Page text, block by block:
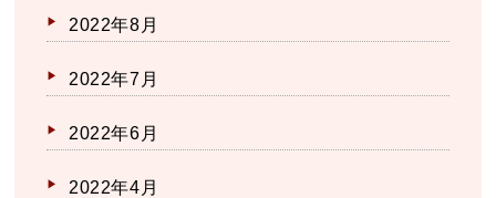
2022年8月
2022年7月
2022年6月
2022年4月